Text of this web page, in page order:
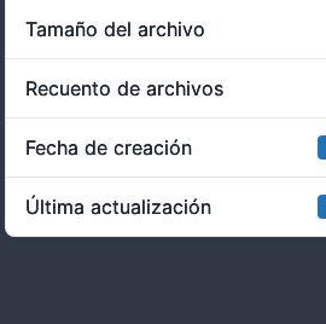
Tamaño del archivo
Recuento de archivos
Fecha de creación
Última actualización